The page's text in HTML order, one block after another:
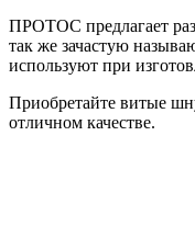
ПРОТОС предлагает
так же зачастую
используют при
Приобретайте витые
отличном качестве.